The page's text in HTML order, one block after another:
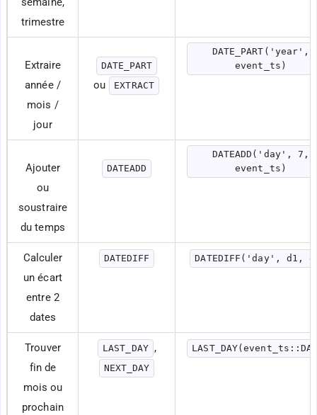
trimestre
Extraire
année /
mois /
jour
DATE_PART
ou EXTRACT
DATE_PART('year',
event_ts)
Ajouter
ou
soustraire
du temps
DATEADD
DATEADD('day', 7,
event_ts)
Calculer
un écart
entre 2
dates
DATEDIFF DATEDIFF('day', d1,
Trouver
fin de
mois ou
prochain
LAST_DAY ,
NEXT_DAY